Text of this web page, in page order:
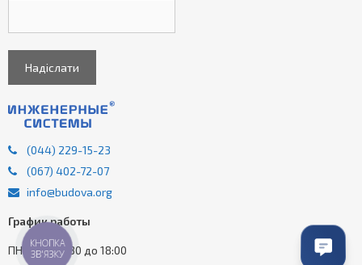
(044) 229-15-23
(067) 402-72-07
info@budova.org
График работы
ПН-ПТ - з 9:30 до 18:00
КНОПКА
ЗВ'ЯЗКУ